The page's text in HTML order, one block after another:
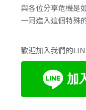
與各位分享危機是
一同進入這個特殊
歡迎加入我們的